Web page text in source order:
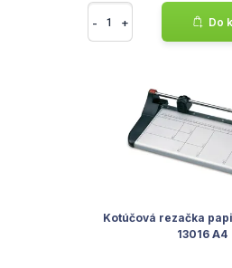
- + Do
Kotúčová rezačka
13016 A4